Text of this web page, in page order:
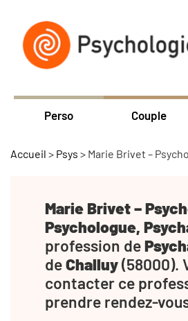
Perso Couple
Accueil > Psys > Marie Brivet –
Marie Brivet –
Psychologue,
profession de
deChalluy(58000).
contacter ce
prendre rendez-